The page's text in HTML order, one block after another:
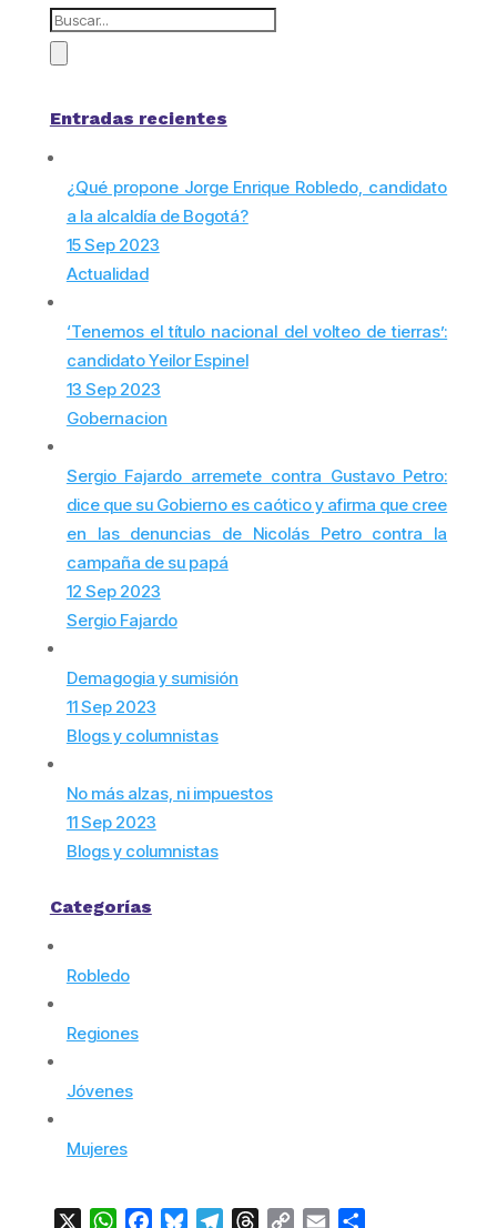
Entradas recientes
¿Qué propone Jorge Enrique Robledo, candidato
a la alcaldía de Bogotá?
15 Sep 2023
Actualidad
‘Tenemos el título nacional del volteo de tierras’:
candidato Yeilor Espinel
13 Sep 2023
Gobernacion
Sergio Fajardo arremete contra Gustavo Petro:
dice que su Gobierno es caótico y afirma que cree
en las denuncias de Nicolás Petro contra la
campaña de su papá
12 Sep 2023
Sergio Fajardo
Demagogia y sumisión
11 Sep 2023
Blogs y columnistas
No más alzas, ni impuestos
11 Sep 2023
Blogs y columnistas
Categorías
Robledo
Regiones
Jóvenes
Mujeres
WhatsApp
FacebookBlueskyTelegramThreads
Copy Email